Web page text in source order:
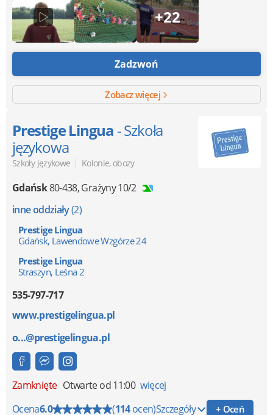
+22
Zadzwoń
Zobacz więcej
Prestige Lingua - Szkoła
językowa
Szkoły językowe | Kolonie, obozy
Gdańsk80-438,Grażyny 10/2
inne oddziały(2)
Prestige Lingua
Gdańsk, Lawendowe Wzgórze 24
Prestige Lingua
Straszyn, Leśna 2
535-797-717
www.prestigelingua.pl
o...@prestigelingua.pl
Zamknięte Otwarte od 11:00 więcej
Ocena6.0 (114ocen)Szczegóły + Oceń